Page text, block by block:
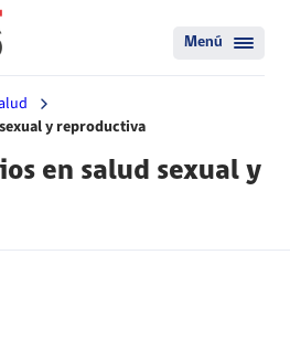
Menú
y reproductiva
en salud sexual y